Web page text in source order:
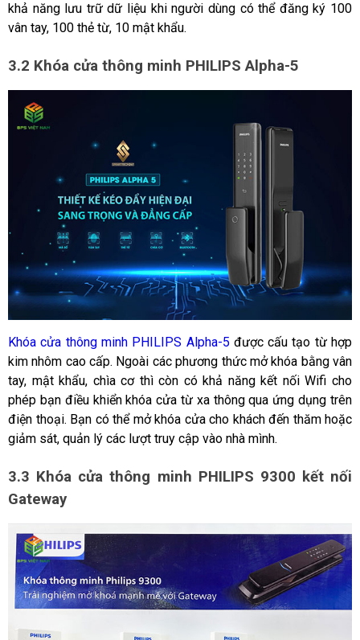
khả năng lưu trữ dữ liệu khi người dùng có thể đăng ký 100
vân tay, 100 thẻ từ, 10 mật khẩu.
3.2 Khóa cửa thông minh PHILIPS Alpha-5
Khóa cửa thông minh PHILIPS Alpha-5 được cấu tạo từ hợp
kim nhôm cao cấp. Ngoài các phương thức mở khóa bằng vân
tay, mật khẩu, chìa cơ thì còn có khả năng kết nối Wifi cho
phép bạn điều khiển khóa cửa từ xa thông qua ứng dụng trên
điện thoại. Bạn có thể mở khóa cửa cho khách đến thăm hoặc
giảm sát, quản lý các lượt truy cập vào nhà mình.
3.3 Khóa cửa thông minh PHILIPS 9300 kết nối
Gateway